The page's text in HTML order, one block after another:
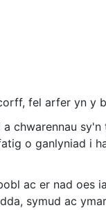
fel arfer yn y
o ganlyniad i
ac er nad oes
symud ac